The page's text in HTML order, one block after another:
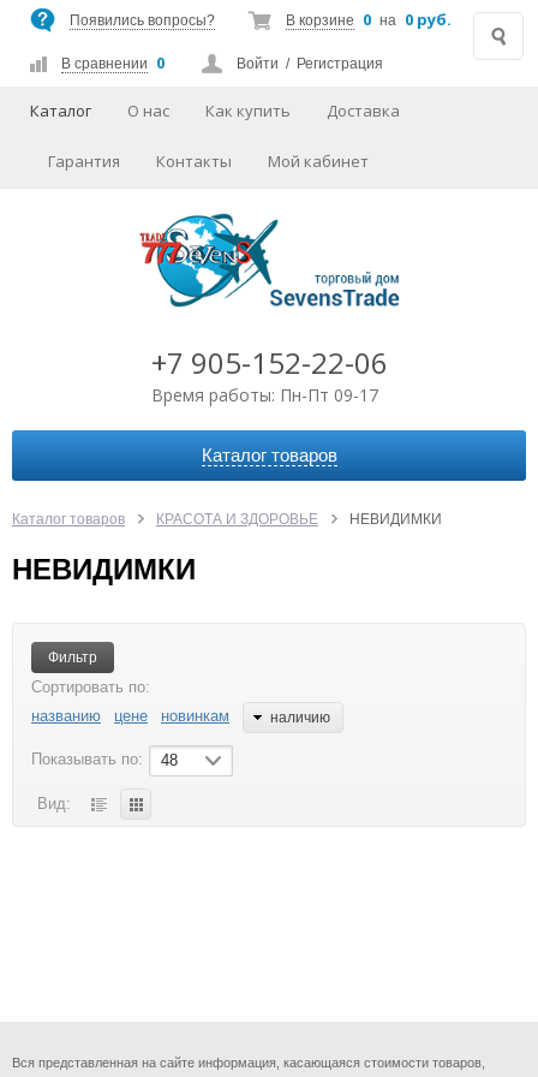
Появились вопросы? В корзине 0 на 0 руб.
В сравнении 0 Войти / Регистрация
Каталог О нас Как купить Доставка
Гарантия Контакты Мой кабинет
+7 905-152-22-06
Время работы: Пн-Пт 09-17
Каталог товаров
КАНЦТОВАРЫ
ТОВАРЫ ДЛЯ КОМПЬЮТЕРОВ И ТЕЛЕФОНОВ
УХОД ЗА НОГТЯМИ ФОНАРИ ХОЗТОВАРЫ
ЭЛЕКТРОТОВАРЫ
Каталог товаров КРАСОТА И ЗДОРОВЬЕ НЕВИДИМКИ
НЕВИДИМКИ
Фильтр
Сортировать по:
названию
цене новинкам наличию
Показывать по: 48
Вид:
Вся представленная на сайте информация, касающаяся стоимости товаров,